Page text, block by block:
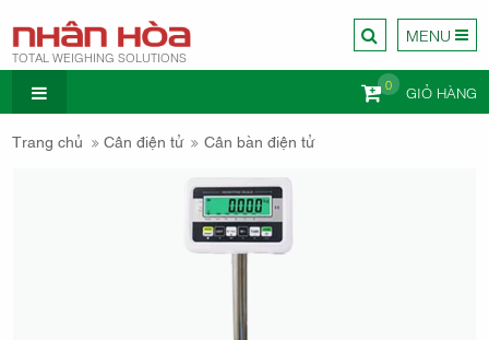
TOTAL WEIGHING SOLUTIONS
MENU
GIỎ HÀNG
0
CÔNG TY
Trang chủ Cân điện tử Cân bàn điện tử